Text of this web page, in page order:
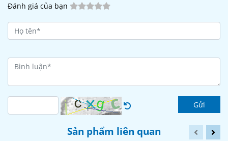
Đánh giá của bạn
Gửi
Sản phẩm liên quan